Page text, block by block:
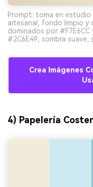
Prompt: toma en
artesanal, fondo limpio y
dominados por
#2C6E49, sombra
Crea Imágenes
4) Papelería